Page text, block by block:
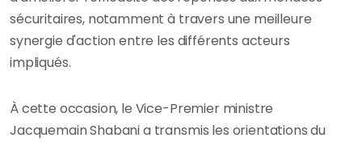
sécuritaires, notamment à travers une meilleure
synergie d'action entre les différents acteurs
impliqués.
À cette occasion, le Vice-Premier ministre
Jacquemain Shabani a transmis les orientations du